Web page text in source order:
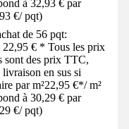
à 32,93 € par
€/ pqt)
de 56 pqt:
€ * Tous les prix
sont des prix TTC,
livraison en sus si
par m²22,95 €*/ m²
à 30,29 € par
€/ pqt)